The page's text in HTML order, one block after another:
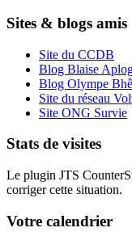
Sites & blogs amis
Site du CCDB
Blog Blaise
Blog Olympe
Site du réseau
Site ONG Survie
Stats de visites
Le plugin JTS
corriger cette situation.
Votre calendrier